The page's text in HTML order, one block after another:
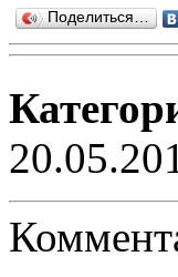
Поделиться…